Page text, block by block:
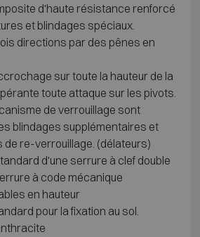
d'haute résistance renforcé
et blindages spéciaux.
directions par des pênes en
sur toute la hauteur de la
toute attaque sur les pivots.
de verrouillage sont
blindages supplémentaires et
de re-verrouillage. (délateurs)
d'une serrure à clef double
à code mécanique
en hauteur
pour la fixation au sol.